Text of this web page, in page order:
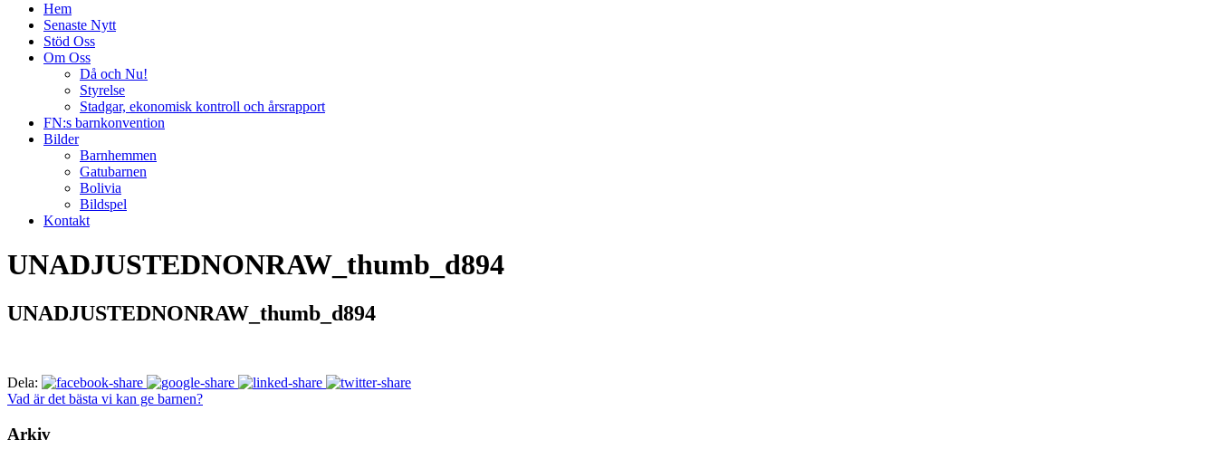
Hem
Senaste Nytt
Stöd Oss
Om Oss
Då och Nu!
Styrelse
Stadgar, ekonomisk kontroll och årsrapport
FN:s barnkonvention
Bilder
Barnhemmen
Gatubarnen
Bolivia
Bildspel
Kontakt
UNADJUSTEDNONRAW_thumb_d894
UNADJUSTEDNONRAW_thumb_d894
Dela:
Vad är det bästa vi kan ge barnen?
Arkiv